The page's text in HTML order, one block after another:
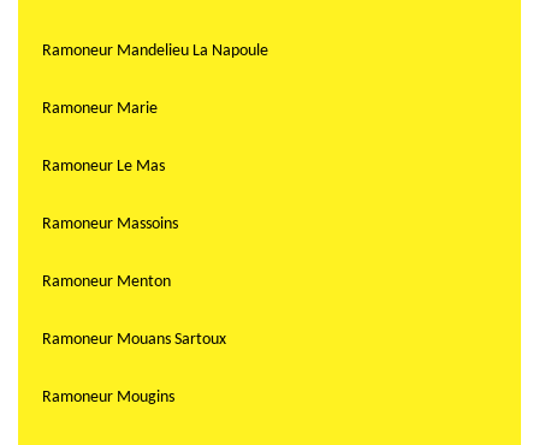
Ramoneur Mandelieu La Napoule
Ramoneur Marie
Ramoneur Le Mas
Ramoneur Massoins
Ramoneur Menton
Ramoneur Mouans Sartoux
Ramoneur Mougins